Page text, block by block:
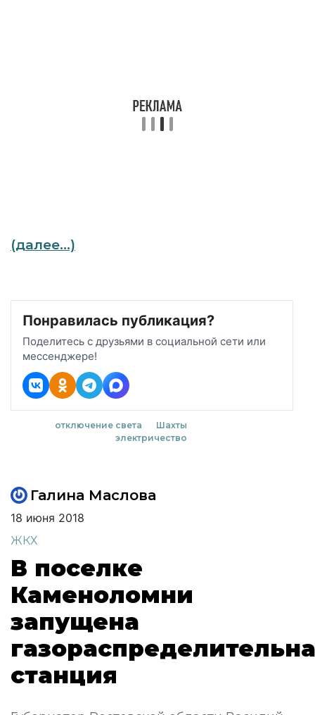
(далее…)
Понравилась публикация?
Поделитесь с друзьями в социальной сети или
мессенджере!
отключение света
Шахты
электричество
Галина Маслова
18 июня 2018
ЖКХ
В поселке
Каменоломни
запущена
станция